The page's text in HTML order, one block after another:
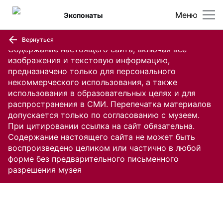
Содержание настоящего сайта, включая все
изображения и текстовую информацию,
предназначено только для персонального
некоммерческого использования, а также
использования в образовательных целях и для
распространения в СМИ. Перепечатка материалов
допускается только по согласованию с музеем.
При цитировании ссылка на сайт обязательна.
Содержание настоящего сайта не может быть
воспроизведено целиком или частично в любой
форме без предварительного письменного
разрешения музея
Меню
Экспонаты
Вернуться